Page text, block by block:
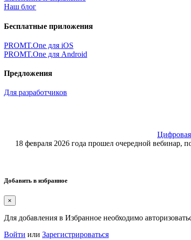
Наш блог
Бесплатные приложения
PROMT.One для iOS
PROMT.One для Android
Предложения
Для разработчиков
Цифровая
18 февраля 2026 года прошел очередной вебинар,
Добавить в избранное
×
Для добавления в Избранное необходимо
Войти или Зарегистрироваться